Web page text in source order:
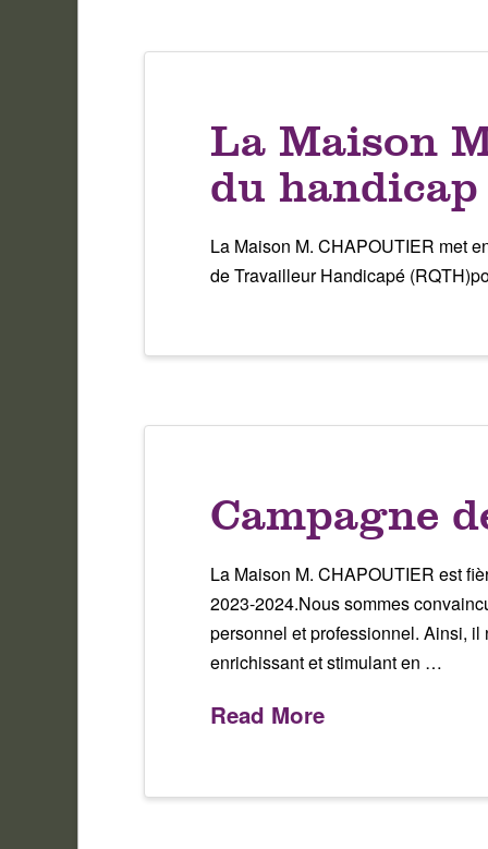
La Maison
du handicap
La Maison M. CHAPOUTIER met
de Travailleur Handicapé
Campagne
La Maison M. CHAPOUTIER est
2023-2024.Nous sommes
personnel et professionnel. Ainsi,
enrichissant et stimulant en …
Read More